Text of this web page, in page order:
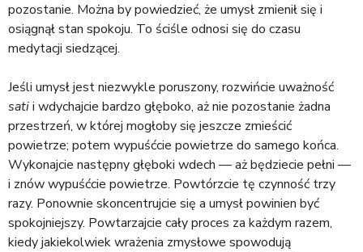
pozostanie. Można by powiedzieć, że umysł zmienił się i
osiągnął stan spokoju. To ściśle odnosi się do czasu
medytacji siedzącej.
Jeśli umysł jest niezwykle poruszony, rozwińcie uważność
satii wdychajcie bardzo głęboko, aż nie pozostanie żadna
przestrzeń, w której mogłoby się jeszcze zmieścić
powietrze; potem wypuśćcie powietrze do samego końca.
Wykonajcie następny głęboki wdech — aż będziecie pełni —
i znów wypuśćcie powietrze. Powtórzcie tę czynność trzy
razy. Ponownie skoncentrujcie się a umysł powinien być
spokojniejszy. Powtarzajcie cały proces za każdym razem,
kiedy jakiekolwiek wrażenia zmysłowe spowodują